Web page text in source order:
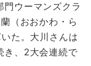
門ウーマンズクラ
（おおかわ・ら
た。大川さんは
き、2大会連続で